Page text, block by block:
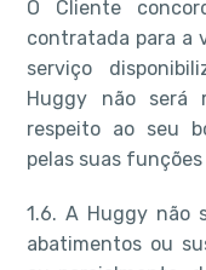
O Cliente
contratada para a
serviço
Huggy não será
respeito ao seu
pelas suas
1.6. A Huggy não
abatimentos ou